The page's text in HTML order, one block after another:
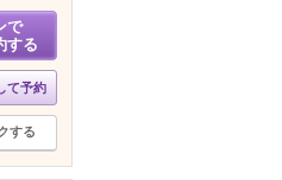
で
する
て予約
する